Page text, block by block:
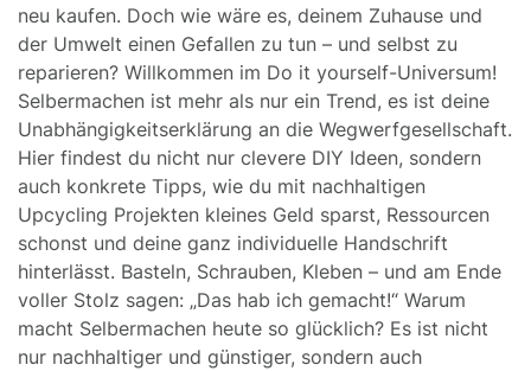
neu kaufen. Doch wie wäre es, deinem Zuhause und
der Umwelt einen Gefallen zu tun – und selbst zu
reparieren? Willkommen im Do it yourself-Universum!
Selbermachen ist mehr als nur ein Trend, es ist deine
Unabhängigkeitserklärung an die Wegwerfgesellschaft.
Hier findest du nicht nur clevere DIY Ideen, sondern
auch konkrete Tipps, wie du mit nachhaltigen
Upcycling Projekten kleines Geld sparst, Ressourcen
schonst und deine ganz individuelle Handschrift
hinterlässt. Basteln, Schrauben, Kleben – und am Ende
voller Stolz sagen: „Das hab ich gemacht!“ Warum
macht Selbermachen heute so glücklich? Es ist nicht
nur nachhaltiger und günstiger, sondern auch